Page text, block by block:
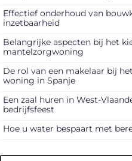
Effectief onderhoud van
inzetbaarheid
Belangrijke aspecten bij het
mantelzorgwoning
De rol van een makelaar bij
woning in Spanje
Een zaal huren in West-
bedrijfsfeest
Hoe u water bespaart met